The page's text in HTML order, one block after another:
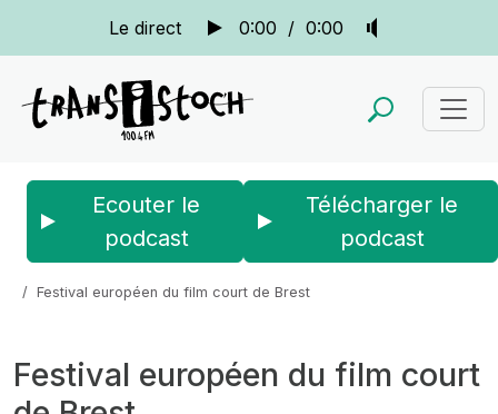
Le direct 0:00 / 0:00
Ecouter le
podcast
Télécharger le
podcast
Festival européen du film court de Brest
Festival européen du film court